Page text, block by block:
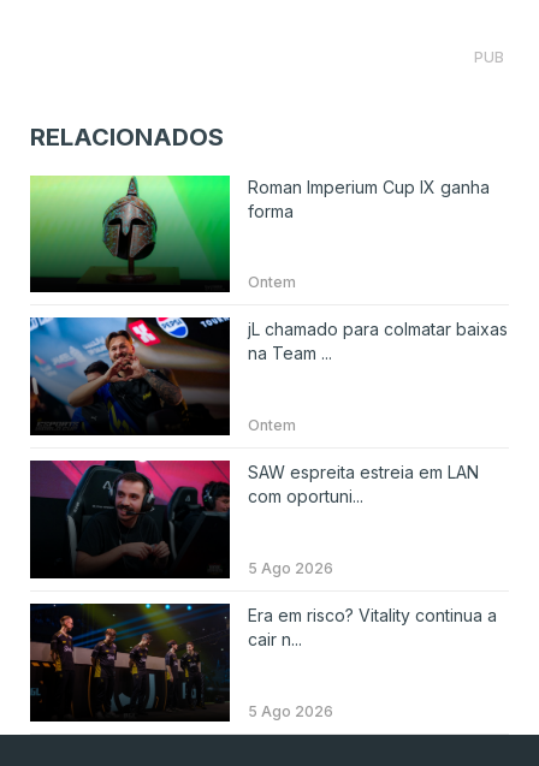
PUB
RELACIONADOS
Roman Imperium Cup IX ganha
forma
Ontem
jL chamado para colmatar baixas
na Team ...
Ontem
SAW espreita estreia em LAN
com oportuni...
5 Ago 2026
Era em risco? Vitality continua a
cair n...
5 Ago 2026